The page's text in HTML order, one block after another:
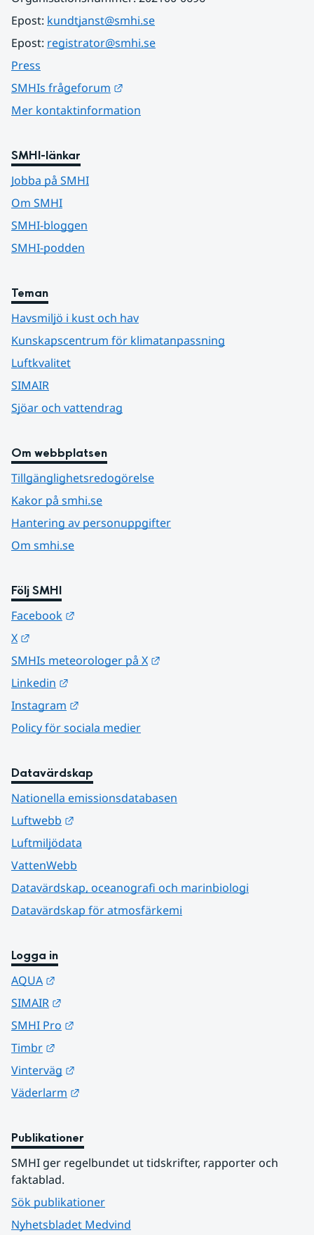
Epost: kundtjanst@smhi.se
Epost: registrator@smhi.se
Press
SMHIs frågeforum
Mer kontaktinformation
SMHI-länkar
Jobba på SMHI
Om SMHI
SMHI-bloggen
SMHI-podden
Teman
Havsmiljö i kust och hav
Kunskapscentrum för klimatanpassning
Luftkvalitet
SIMAIR
Sjöar och vattendrag
Om webbplatsen
Tillgänglighetsredogörelse
Kakor på smhi.se
Hantering av personuppgifter
Om smhi.se
Följ SMHI
Facebook
X
SMHIs meteorologer på X
Linkedin
Instagram
Policy för sociala medier
Datavärdskap
Nationella emissionsdatabasen
Luftwebb
Luftmiljödata
VattenWebb
Datavärdskap, oceanografi och marinbiologi
Datavärdskap för atmosfärkemi
Logga in
AQUA
SIMAIR
SMHI Pro
Timbr
Vinterväg
Väderlarm
Publikationer
SMHI ger regelbundet ut tidskrifter, rapporter och
faktablad.
Sök publikationer
Nyhetsbladet Medvind